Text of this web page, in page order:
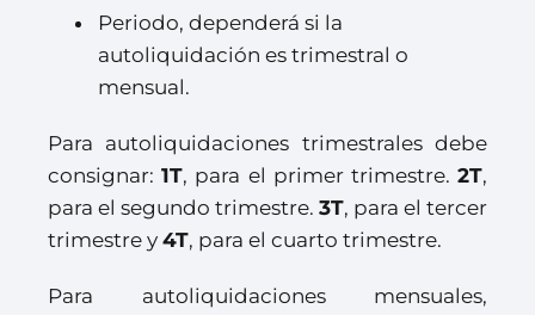
Periodo, dependerá si la
autoliquidación es trimestral o
mensual.
Para autoliquidaciones trimestrales debe
consignar:1T, para el primer trimestre.2T,
para el segundo trimestre. 3T, para el tercer
trimestre y 4T, para el cuarto trimestre.
Para autoliquidaciones mensuales,